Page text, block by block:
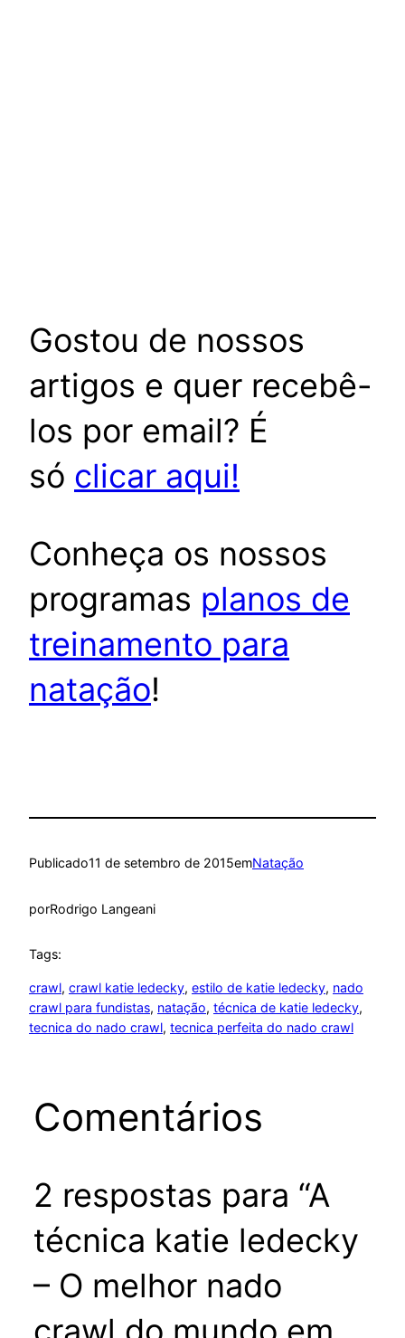
Gostou de nossos
artigos e quer recebê-
los por email? É
só clicar aqui!
Conheça os nossos
programas planos de
treinamento para
natação!
Publicado11 de setembro de 2015emNatação
porRodrigo Langeani
Tags:
crawl, crawl katie ledecky, estilo de katie ledecky, nado
crawl para fundistas, natação, técnica de katie ledecky
tecnica do nado crawl, tecnica perfeita do nado crawl
Comentários
2 respostas para “A
técnica katie ledecky
– O melhor nado